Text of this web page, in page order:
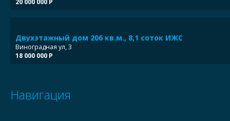
20 000 000 Р
Двухэтажный дом 206 кв.м., 8,1 соток ИЖС
Виноградная ул, 3
18 000 000 Р
Навигация